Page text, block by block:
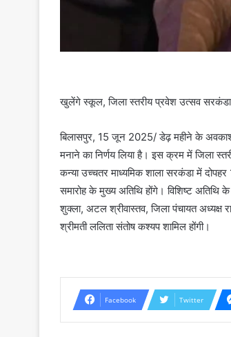
खुलेंगे स्कूल, जिला स्तरीय प्रवेश उत्सव
बिलासपुर, 15 जून 2025/ डेढ़ महीने के
मनाने का निर्णय लिया है। इस क्रम में जिला
कन्या उच्चतर माध्यमिक शाला सरकंडा में
समारोह के मुख्य अतिथि होंगे। विशिष्ट
शुक्ला, अटल श्रीवास्तव, जिला पंचायत अध्यक्ष
श्रीमती ललिता संतोष कश्यप शामिल होंगी।
Facebook Twitter